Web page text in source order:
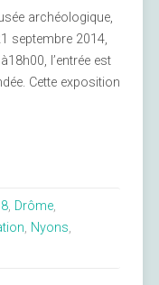
archéologique,
septembre 2014,
l’entrée est
Cette exposition
, Drôme,
, Nyons,